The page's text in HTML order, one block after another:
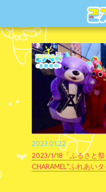
2023.01.22
2023/1/18「ふるさと祭
CHARAMEL"ふれあい